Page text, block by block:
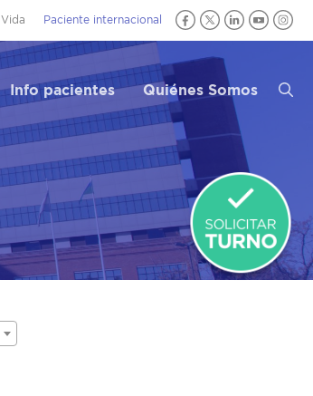
Vida Paciente internacional
Info pacientes Quiénes Somos